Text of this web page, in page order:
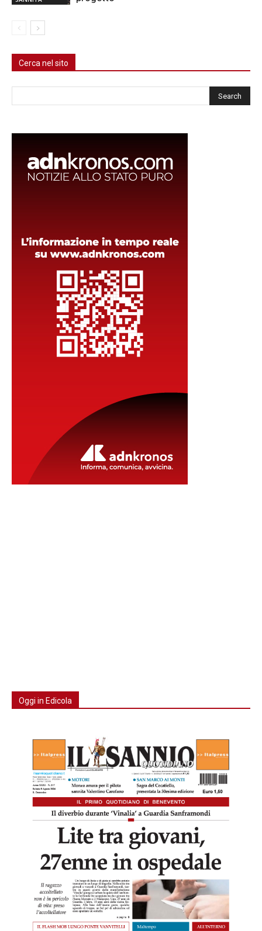
Cerca nel sito
Oggi in Edicola